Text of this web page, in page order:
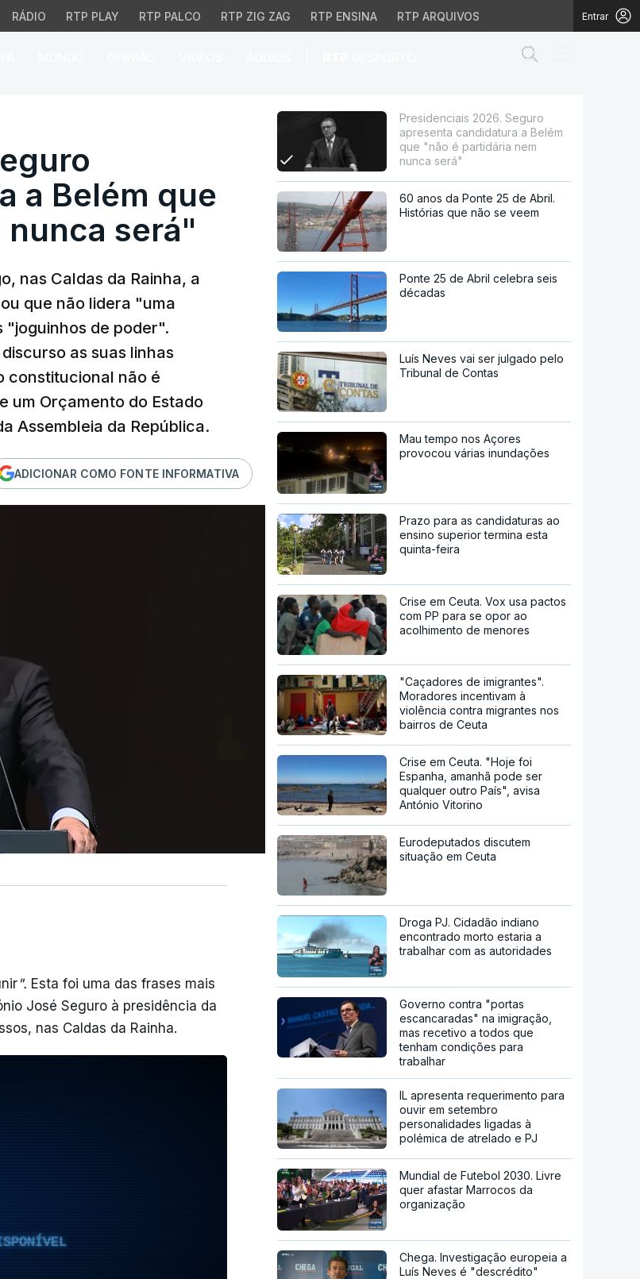
RÁDIO RTP PLAY RTP PALCO RTP ZIG ZAG RTP ENSINA RTP ARQUIVOS Entrar
apresenta candidatura a Belém que
a Belém que
será"
nas Caldas da Rainha, a
que não lidera "uma
de poder".
as suas linhas
constitucional não é
um Orçamento do Estado
Assembleia da República.
ADICIONAR COMO FONTE INFORMATIVA
". Esta foi uma das frases mais
José Seguro à presidência da
nas Caldas da Rainha.
Presidenciais 2026. Seguro
apresenta candidatura a Belém
que "não é partidária nem
nunca será"
60 anos da Ponte 25 de Abril.
Histórias que não se veem
Ponte 25 de Abril celebra seis
décadas
Luís Neves vai ser julgado pelo
Tribunal de Contas
Mau tempo nos Açores
provocou várias inundações
Prazo para as candidaturas ao
ensino superior termina esta
quinta-feira
Crise em Ceuta. Vox usa pactos
com PP para se opor ao
acolhimento de menores
"Caçadores de imigrantes".
Moradores incentivam à
violência contra migrantes nos
bairros de Ceuta
Crise em Ceuta. "Hoje foi
Espanha, amanhã pode ser
qualquer outro País", avisa
António Vitorino
Eurodeputados discutem
situação em Ceuta
Droga PJ. Cidadão indiano
encontrado morto estaria a
trabalhar com as autoridades
Governo contra "portas
escancaradas" na imigração,
mas recetivo a todos que
tenham condições para
trabalhar
IL apresenta requerimento para
ouvir em setembro
personalidades ligadas à
polémica de atrelado e PJ
Mundial de Futebol 2030. Livre
quer afastar Marrocos da
organização
Chega. Investigação europeia a
Luís Neves é "descrédito"